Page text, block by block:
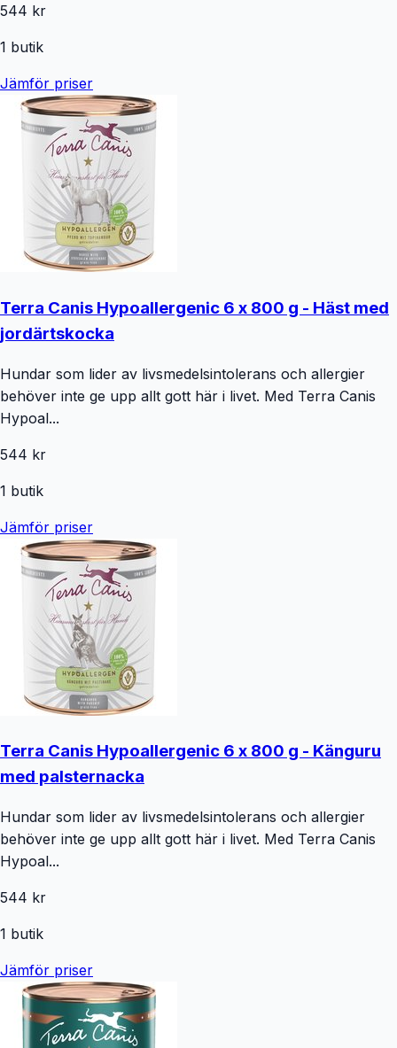
544 kr
1 butik
Jämför priser
Terra Canis Hypoallergenic 6 x 800 g - Häst med
jordärtskocka
Hundar som lider av livsmedelsintolerans och allergier
behöver inte ge upp allt gott här i livet. Med Terra Canis
Hypoal...
544 kr
1 butik
Jämför priser
Terra Canis Hypoallergenic 6 x 800 g - Känguru
med palsternacka
Hundar som lider av livsmedelsintolerans och allergier
behöver inte ge upp allt gott här i livet. Med Terra Canis
Hypoal...
544 kr
1 butik
Jämför priser